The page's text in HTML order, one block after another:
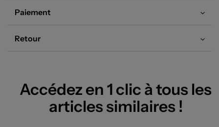
Paiement
Retour
Accédez en 1 clic à tous les
articles similaires !